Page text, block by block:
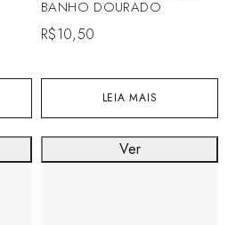
LEIA MAIS
BANHO DOURADO
R$10,50
Ver